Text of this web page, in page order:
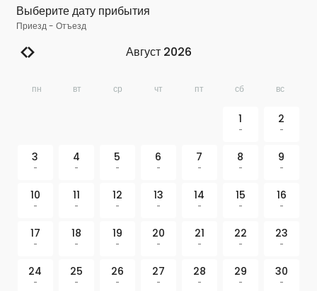
Выберите дату прибытия
Приезд- Отъезд
Август 2026
пн вт ср чт пт сб вс
1
-
2
-
3
-
4
-
5
-
6
-
7
-
8
-
9
-
10
-
11
-
12
-
13
-
14
-
15
-
16
-
17
-
18
-
19
-
20
-
21
-
22
-
23
-
24
-
25
-
26
-
27
-
28
-
29
-
30
-